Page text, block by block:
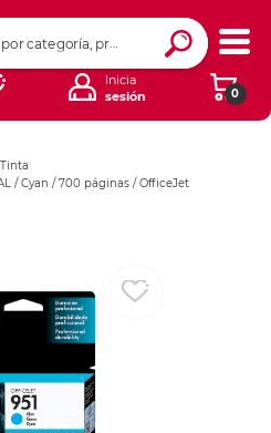
0
Inicia
sesión
/ Cyan / 700 páginas / OfficeJet
Ingresar Codigo